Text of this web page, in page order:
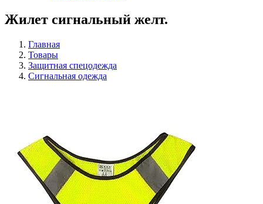
Жилет сигнальный желт.
Главная
Товары
Защитная спецодежда
Сигнальная одежда